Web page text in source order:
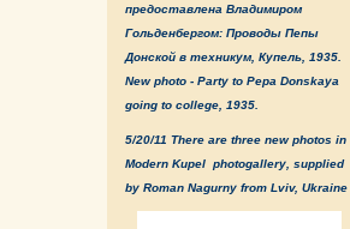
предоставлена Владимиром
Гольденбергом: Проводы Пепы
Донской в техникум, Купель, 1935.
New photo - Party to Pepa Donskaya
going to college, 1935.
5/20/11 There are three new photos in
Modern Kupel photogallery, supplied
by Roman Nagurny from Lviv, Ukraine